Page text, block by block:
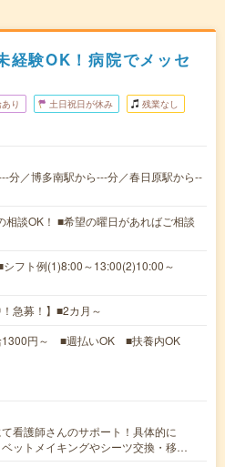
験OK！病院でメッセ
り 土日祝日が休み 残業なし
分／博多南駅から---分／春日原駅から--
相談OK！ ■希望の曜日があればご相談
フト例(1)8:00～13:00(2)10:00～
急募！】■2カ月～
1300円～ ■週払いOK ■扶養内OK
看護師さんのサポート！具体的に
ットメイキングやシーツ交換・移…